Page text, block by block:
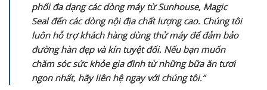
phối đa dạng các dòng máy từ Sunhouse, Magic
Seal đến các dòng nội địa chất lượng cao. Chúng tôi
luôn hỗ trợ khách hàng dùng thử máy để đảm bảo
đường hàn đẹp và kín tuyệt đối. Nếu bạn muốn
chăm sóc sức khỏe gia đình từ những bữa ăn tươi
ngon nhất, hãy liên hệ ngay với chúng tôi.”